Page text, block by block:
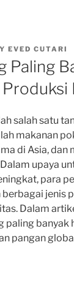
EVED CUTARI
Paling
salah satu
makanan
di Asia,
upaya
para
jenis
Dalam
paling banyak
pangan